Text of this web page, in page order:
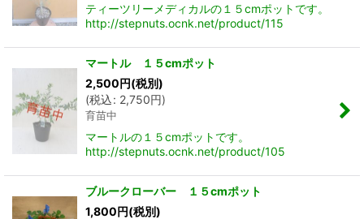
ティーツリーメディカルの１５cmポットです。
http://stepnuts.ocnk.net/product/115
マートル １５cmポット
2,500円(税別)
(税込: 2,750円)
育苗中
マートルの１５cmポットです。
http://stepnuts.ocnk.net/product/105
ブルークローバー １５cmポット
1,800円(税別)